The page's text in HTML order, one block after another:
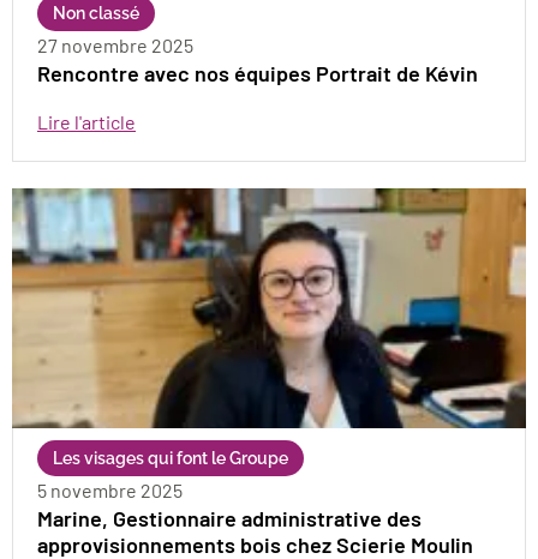
Non classé
27 novembre 2025
Rencontre avec nos équipes Portrait de Kévin
Lire l'article
Les visages qui font le Groupe
5 novembre 2025
Marine, Gestionnaire administrative des
approvisionnements bois chez Scierie Moulin